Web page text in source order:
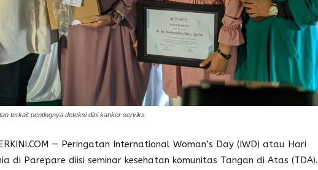
terkait pentingnya deteksi dini kanker serviks.
— Peringatan International Woman’s Day (IWD) atau Hari
di Parepare diisi seminar kesehatan komunitas Tangan di Atas (TDA).